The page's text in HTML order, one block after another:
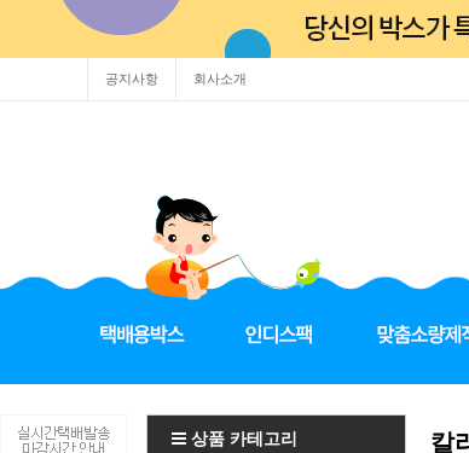
공지사항 회사소개
상품 카테고리 칼